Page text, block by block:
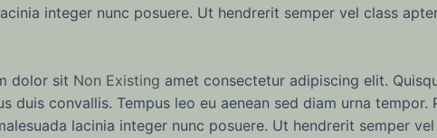
integer nunc posuere. Ut hendrerit semper vel class
dolor sit Non Existing amet consectetur adipiscing elit.
duis convallis. Tempus leo eu aenean sed diam urna
lacinia integer nunc posuere. Ut hendrerit semper